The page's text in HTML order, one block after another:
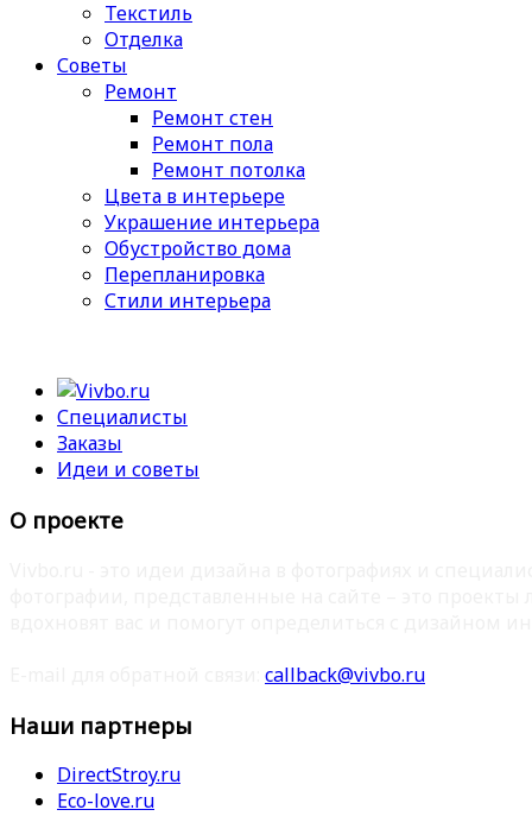
Текстиль
Отделка
Советы
Ремонт
Ремонт стен
Ремонт пола
Ремонт потолка
Цвета в интерьере
Украшение интерьера
Обустройство дома
Перепланировка
Стили интерьера
Специалисты
Заказы
Идеи и советы
О проекте
callback@vivbo.ru
Наши партнеры
DirectStroy.ru
Eco-love.ru